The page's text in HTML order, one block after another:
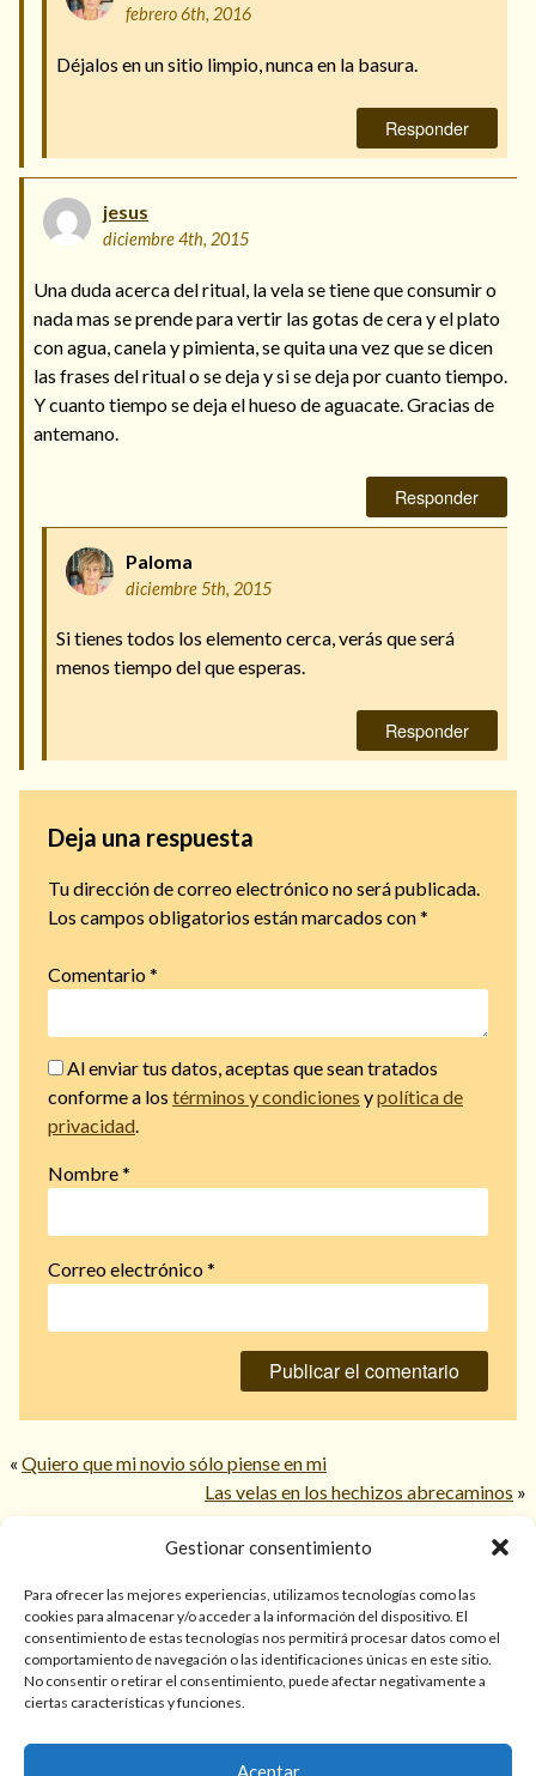
Gestionar consentimiento
Para ofrecer las mejores experiencias, utilizamos tecnologías como las
cookies para almacenar y/o acceder a la información del dispositivo. El
consentimiento de estas tecnologías nos permitirá procesar datos como el
comportamiento de navegación o las identificaciones únicas en este sitio.
No consentir o retirar el consentimiento, puede afectar negativamente a
ciertas características y funciones.
Aceptar
febrero 6th, 2016
Déjalos en un sitio limpio, nunca en la basura.
Responder
jesus
diciembre 4th, 2015
Una duda acerca del ritual, la vela se tiene que consumir o
nada mas se prende para vertir las gotas de cera y el plato
con agua, canela y pimienta, se quita una vez que se dicen
las frases del ritual o se deja y si se deja por cuanto tiempo.
Y cuanto tiempo se deja el hueso de aguacate. Gracias de
antemano.
Responder
Paloma
diciembre 5th, 2015
Si tienes todos los elemento cerca, verás que será
menos tiempo del que esperas.
Responder
Deja una respuesta
Tu dirección de correo electrónico no será publicada.
Los campos obligatorios están marcados con*
Comentario*
Al enviar tus datos, aceptas que sean tratados
conforme a los términos y condiciones ypolítica de
privacidad.
Nombre*
Correo electrónico*
« Quiero que mi novio sólo piense en mi
Las velas en los hechizos abrecaminos »
Sólo para mayores de 18 años. Las lecturas de cartas, hechizos,
amarres, endulzamientos, videncias y predicciones tienen
finalidad de entretenimiento y/o ayuda personal. Estos
psiquiátrica, financiera o legal. El resultado de cada servicio